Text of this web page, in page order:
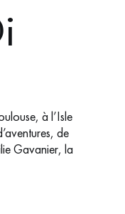
à l’Isle
de
Gavanier, la